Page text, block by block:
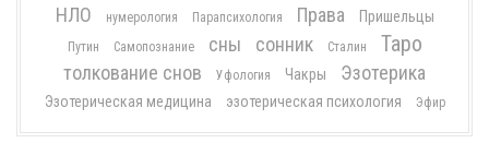
НЛО
нумерология Парапсихология Права Пришельцы
Путин Самопознание сны сонник Сталин Таро
толкование снов Уфология Чакры Эзотерика
Эзотерическая медицина эзотерическая психология Эфир